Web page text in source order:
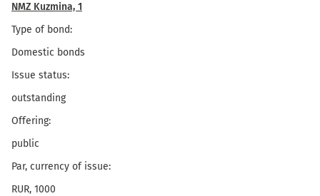
NMZ Kuzmina, 1
Type of bond:
Domestic bonds
Issue status:
outstanding
Offering:
public
Par, currency of issue:
RUR, 1000